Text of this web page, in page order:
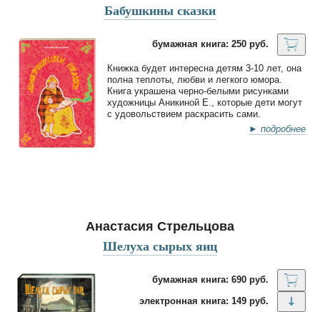
Бабушкины сказки
бумажная книга: 250 руб.
Книжка будет интересна детям 3-10 лет, она
полна теплоты, любви и легкого юмора.
Книга украшена черно-белыми рисунками
художницы Аникиной Е., которые дети могут
с удовольствием раскрасить сами.
► подробнее
Анастасия Стрельцова
Шелуха сырых яиц
бумажная книга: 690 руб.
электронная книга: 149 руб.